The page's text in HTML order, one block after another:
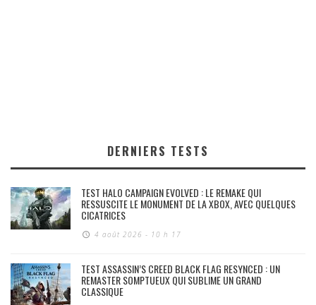
DERNIERS TESTS
TEST HALO CAMPAIGN EVOLVED : LE REMAKE QUI
RESSUSCITE LE MONUMENT DE LA XBOX, AVEC QUELQUES
CICATRICES
4 août 2026 - 10 h 17
TEST ASSASSIN’S CREED BLACK FLAG RESYNCED : UN
REMASTER SOMPTUEUX QUI SUBLIME UN GRAND
CLASSIQUE